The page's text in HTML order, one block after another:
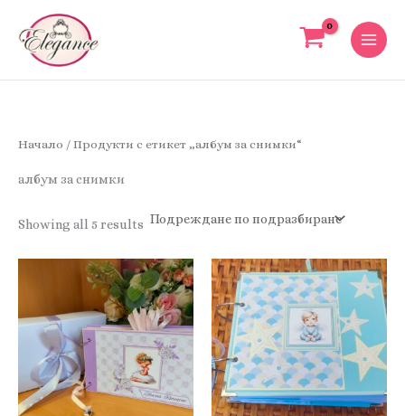
content
Начало / Продукти с етикет „албум за снимки“
албум за снимки
Showing all 5 results